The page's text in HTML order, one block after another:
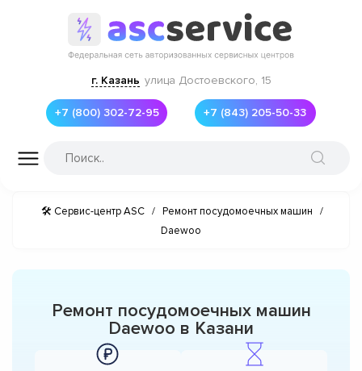
г. Казань улица Достоевского, 15
+7 (800) 302-72-95 +7 (843) 205-50-33
🛠 Сервис-центр ASC / Ремонт посудомоечных машин
/
Daewoo
Ремонт посудомоечных машин
Daewoo в Казани